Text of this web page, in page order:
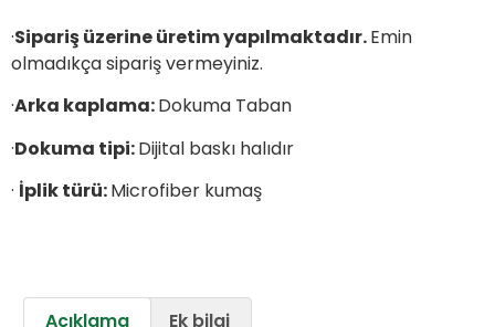
·Sipariş üzerine üretim yapılmaktadır.Emin
olmadıkça sipariş vermeyiniz.
·Arka kaplama:Dokuma Taban
·Dokuma tipi:Dijital baskı halıdır
· İplik türü:Microfiber kumaş
Açıklama Ek bilgi